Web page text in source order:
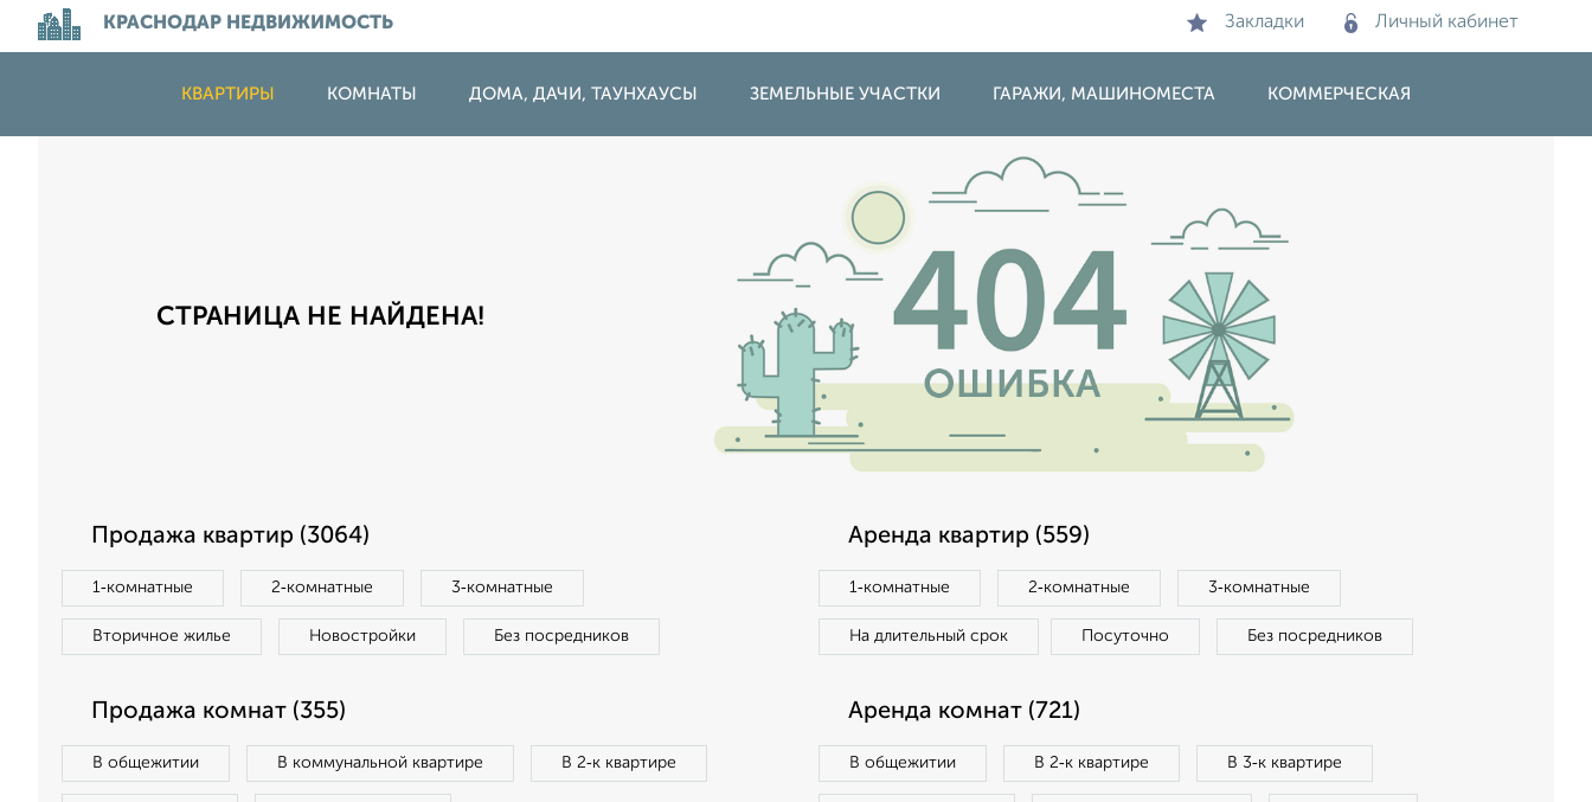
КРАСНОДАР НЕДВИЖИМОСТЬ Закладки Личный кабинет
КВАРТИРЫ КОМНАТЫ ДОМА, ДАЧИ, ТАУНХАУСЫ ЗЕМЕЛЬНЫЕ УЧАСТКИ ГАРАЖИ, МАШИНОМЕСТА КОММЕРЧЕСКАЯ
СТРАНИЦА НЕ НАЙДЕНА!
Продажа квартир (3064)
1‑комнатные 2‑комнатные 3‑комнатные
Вторичное жилье Новостройки Без посредников
Аренда квартир (559)
1‑комнатные 2‑комнатные 3‑комнатные
На длительный срок Посуточно Без посредников
Продажа комнат (355)
В общежитии В коммунальной квартире В 2‑к квартире
Аренда комнат (721)
В общежитии В 2‑к квартире В 3‑к квартире